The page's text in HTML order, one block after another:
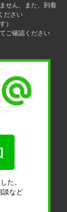
せん、また、到着
ださい
）
ご確認ください
た。
談など